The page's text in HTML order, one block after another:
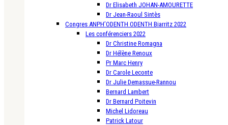
Dr Elisabeth JOHAN-AMOURETTE
Dr Jean-Raoul Sintès
Congres ANPH’ODENTH ODENTH Biarritz 2022
Les conférenciers 2022
Dr Christine Romagna
Dr Hélène Renoux
Pr Marc Henry
Dr Carole Leconte
Dr Julie Demassue-Rannou
Bernard Lambert
Dr Bernard Poitevin
Michel Lidoreau
Patrick Latour